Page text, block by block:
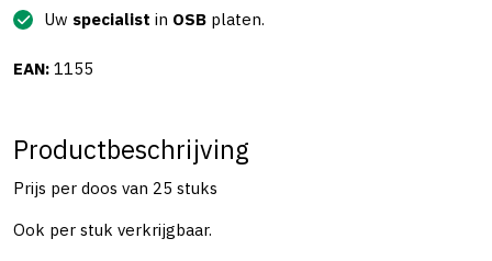
Uw specialist in OSB platen.
EAN: 1155
Productbeschrijving
Prijs per doos van 25 stuks
Ook per stuk verkrijgbaar.